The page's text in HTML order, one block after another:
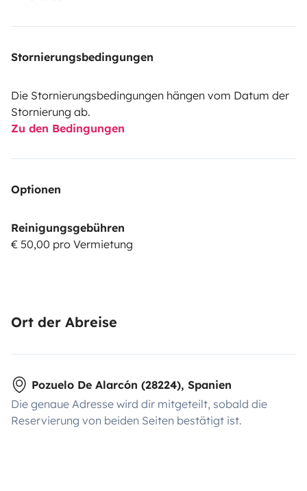
Stornierungsbedingungen
Die Stornierungsbedingungen hängen vom Datum der
Stornierung ab.
Zu den Bedingungen
Optionen
Reinigungsgebühren
€ 50,00 pro Vermietung
Ort der Abreise
Pozuelo De Alarcón (28224), Spanien
Die genaue Adresse wird dir mitgeteilt, sobald die
Reservierung von beiden Seiten bestätigt ist.